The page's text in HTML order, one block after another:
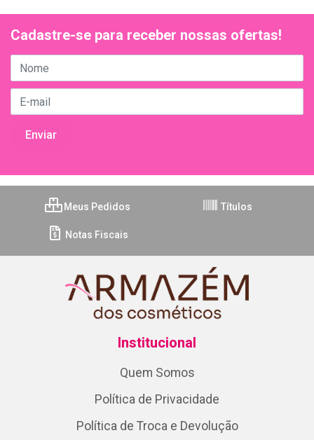
Cadastre-se para receber nossas ofertas!
Meus Pedidos Títulos
Notas Fiscais
Institucional
Quem Somos
Política de Privacidade
Política de Troca e Devolução